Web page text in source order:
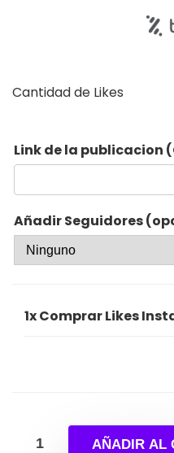
Cantidad de Likes
Link de la publicacion
Añadir Seguidores
1xComprar Likes
AÑADIR AL